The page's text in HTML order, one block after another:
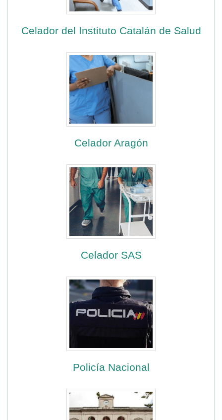
Celador del Instituto Catalán de Salud
Celador Aragón
Celador SAS
Policía Nacional